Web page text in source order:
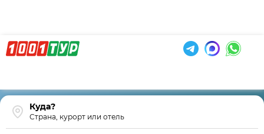
Страна, курорт или отель